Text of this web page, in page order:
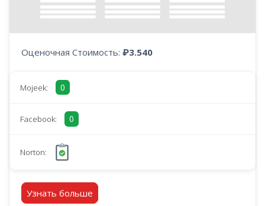
Оценочная Стоимость: ₽3.540
Mojeek: 0
Facebook: 0
Norton:
Узнать больше